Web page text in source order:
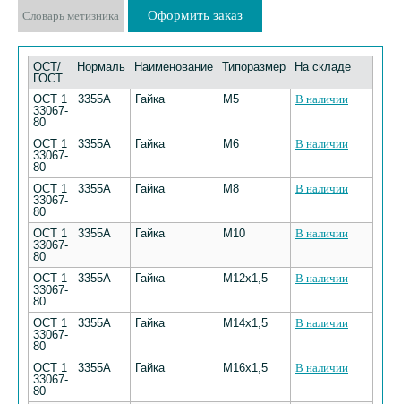
Словарь метизника Оформить заказ
ОСТ/
ГОСТ
Нормаль Наименование Типоразмер На складе
ОСТ 1
33067-
80
3355А Гайка М5 В наличии
ОСТ 1
33067-
80
3355А Гайка М6 В наличии
ОСТ 1
33067-
80
3355А Гайка М8 В наличии
ОСТ 1
33067-
80
3355А Гайка М10 В наличии
ОСТ 1
33067-
80
3355А Гайка М12х1,5 В наличии
ОСТ 1
33067-
80
3355А Гайка М14х1,5 В наличии
ОСТ 1
33067-
80
3355А Гайка М16х1,5 В наличии